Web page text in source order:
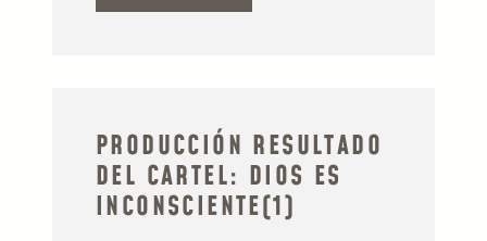
PRODUCCIÓN RESULTADO
DEL CARTEL: DIOS ES
INCONSCIENTE(1)